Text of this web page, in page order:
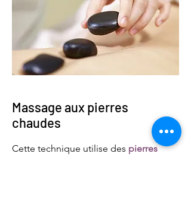
Massage aux pierres
chaudes
Cette technique utilise des pierres